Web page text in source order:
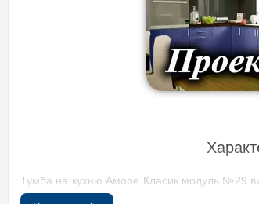
Тумба на кухню Аморе Класик модуль №29
ширини. Наші спеціалісти із